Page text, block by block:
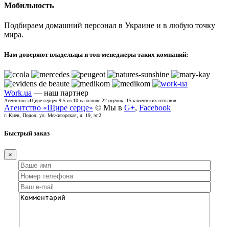
Мобильность
Подбираем домашний персонал в Украине и в любую точку
мира.
Нам доверяют владельцы и топ-менеджеры таких компаний:
Work.ua — наш партнер
Агентство «Щире серце» 9.5 из 10 на основе 22 оценок. 15 клиентских отзывов
Агентство «Щире серце» © Мы в G+, Facebook
г. Киев, Подол, ул. Межигорская, д. 19, эт.2
Быстрый заказ
×